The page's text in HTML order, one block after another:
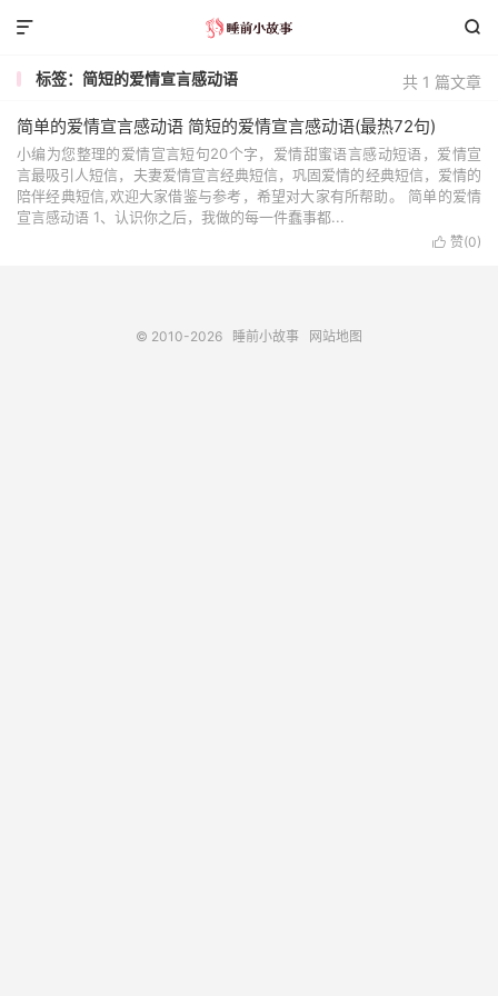


共 1 篇文章
标签：简短的爱情宣言感动语
简单的爱情宣言感动语 简短的爱情宣言感动语(最热72句)
小编为您整理的爱情宣言短句20个字，爱情甜蜜语言感动短语，爱情宣
言最吸引人短信，夫妻爱情宣言经典短信，巩固爱情的经典短信，爱情的
陪伴经典短信,欢迎大家借鉴与参考，希望对大家有所帮助。 简单的爱情
宣言感动语 1、认识你之后，我做的每一件蠢事都...
 赞(0)
© 2010-2026 睡前小故事 网站地图